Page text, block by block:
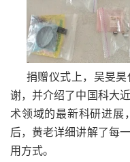
捐赠仪式上，吴旻
谢，并介绍了中国科大
术领域的最新科研进展
后，黄老详细讲解了每
用方式。